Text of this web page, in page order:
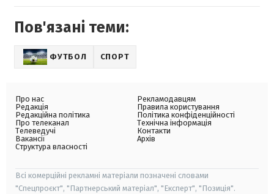
Пов'язані теми:
ФУТБОЛ СПОРТ
Про нас
Редакція
Редакційна політика
Про телеканал
Телеведучі
Вакансії
Структура власності
Рекламодавцям
Правила користування
Політика конфіденційності
Технічна інформація
Контакти
Архів
Всі комерційні рекламні матеріали позначені словами
"Спецпроєкт", "Партнерський матеріал", "Експерт", "Позиція".